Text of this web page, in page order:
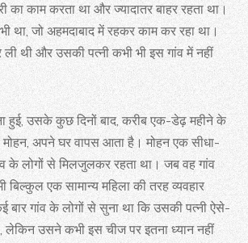
का काम करता था और ज्यादातर बाहर रहता था।
था, जो अहमदाबाद में रहकर काम कर रहा था।
ली थी और उसकी पत्नी कभी भी इस गांव में नहीं
हुई, उसके कुछ दिनों बाद, करीब एक-डेढ़ महीने के
मोहन, अपने घर वापस आता है। मोहन एक सीधा-
के लोगों से मिलजुलकर रहता था। जब वह गांव
बिल्कुल एक सामान्य महिला की तरह व्यवहार
बार गांव के लोगों से सुना था कि उसकी पत्नी ऐसे-
लेकिन उसने कभी इस चीज पर इतना ध्यान नहीं